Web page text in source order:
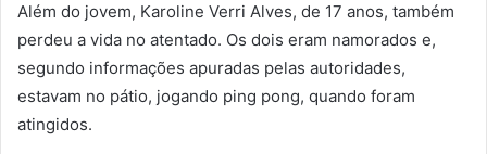
Além do jovem, Karoline Verri Alves, de 17 anos, também
perdeu a vida no atentado. Os dois eram namorados e,
segundo informações apuradas pelas autoridades,
estavam no pátio, jogando ping pong, quando foram
atingidos.